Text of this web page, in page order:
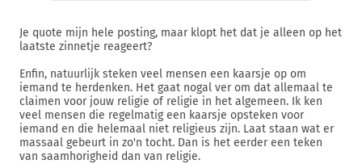
Je quote mijn hele posting, maar klopt het dat je alleen op het
laatste zinnetje reageert?
Enfin, natuurlijk steken veel mensen een kaarsje op om
iemand te herdenken. Het gaat nogal ver om dat allemaal te
claimen voor jouw religie of religie in het algemeen. Ik ken
veel mensen die regelmatig een kaarsje opsteken voor
iemand en die helemaal niet religieus zijn. Laat staan wat er
massaal gebeurt in zo'n tocht. Dan is het eerder een teken
van saamhorigheid dan van religie.